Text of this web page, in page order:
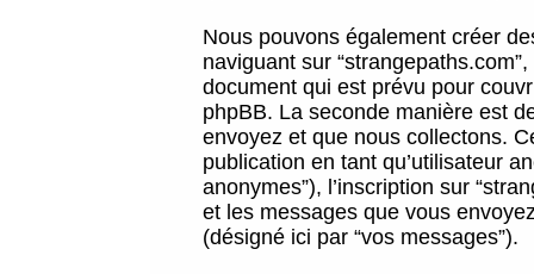
Nous pouvons également créer
naviguant sur
document qui est prévu pour
phpBB. La seconde manière est
envoyez et que nous collectons.
publication en tant qu’utilisateur
anonymes”), l’inscription sur
et les messages que vous
(désigné ici par “vos messages”).